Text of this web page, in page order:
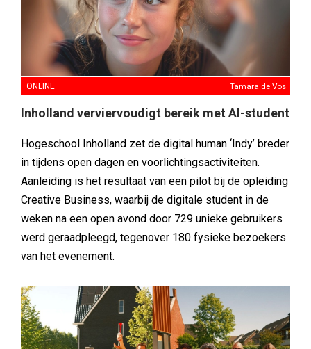
ONLINE Tamara de Vos
Inholland verviervoudigt bereik met AI-student
Hogeschool Inholland zet de digital human ‘Indy’ breder
in tijdens open dagen en voorlichtingsactiviteiten.
Aanleiding is het resultaat van een pilot bij de opleiding
Creative Business, waarbij de digitale student in de
weken na een open avond door 729 unieke gebruikers
werd geraadpleegd, tegenover 180 fysieke bezoekers
van het evenement.